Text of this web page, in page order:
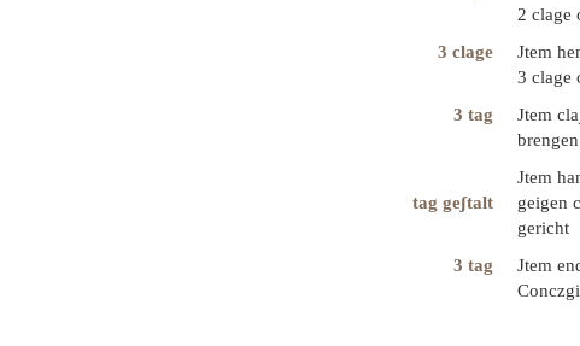
2 clage
3 clage
Jtem
3 clage
3 tag
Jtem
Jtem
tag geʃtalt
geigen
gericht
3 tag
Jtem